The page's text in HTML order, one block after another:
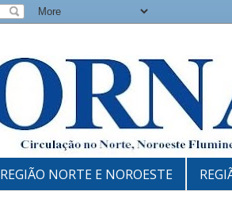
REGIÃO NORTE E NOROESTE